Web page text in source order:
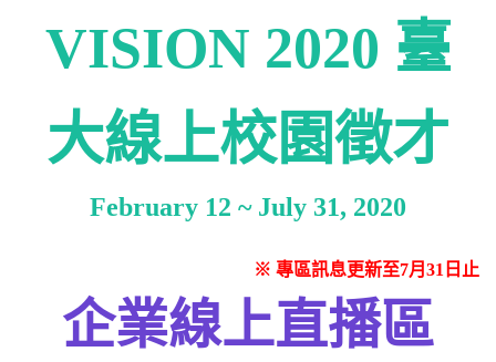
VISION 2020 臺
大線上校園徵才
February 12 ~ July 31, 2020
※ 專區訊息更新至7月31日止
企業線上直播區